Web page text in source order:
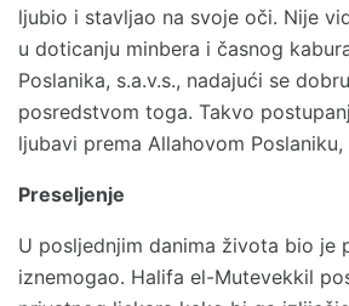
ljubio i stavljao na svoje oči. Nije
u doticanju minbera i časnog
Poslanika, s.a.v.s., nadajući se
posredstvom toga. Takvo
ljubavi prema Allahovom Poslaniku,
Preseljenje
U posljednjim danima života bio je
iznemogao. Halifa el-Mutevekkil